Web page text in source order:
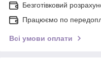
Безготівковий
Працюємо по
Всі умови оплати